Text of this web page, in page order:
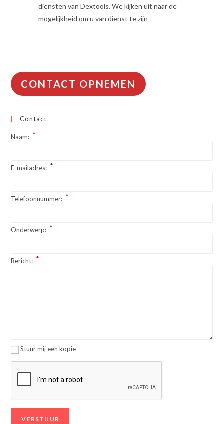
diensten van Dextools. We kijken uit naar de
mogelijkheid om u van dienst te zijn
CONTACT OPNEMEN
Contact
Naam: *
E-mailadres: *
Telefoonnummer: *
Onderwerp: *
Bericht: *
Stuur mij een kopie